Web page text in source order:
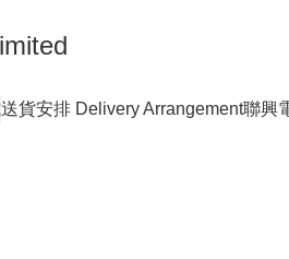
送貨安排 Delivery Arrangement聯興